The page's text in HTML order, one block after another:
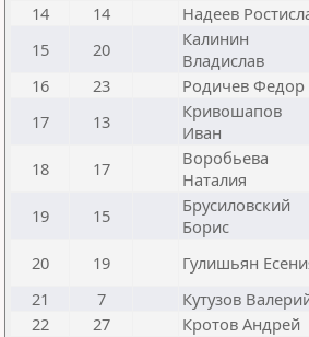
14
14 Надеев
15
20
Калинин
Владислав
16
23 Родичев Федор
17
13
Кривошапов
Иван
18 17
Воробьева
Наталия
19 15
Брусиловский
Борис
20 19 Гулишьян
21
7 Кутузов
22
27 Кротов Андрей